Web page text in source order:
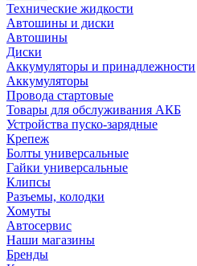
Технические жидкости
Автошины и диски
Автошины
Диски
Аккумуляторы и принадлежности
Аккумуляторы
Провода стартовые
Товары для обслуживания АКБ
Устройства пуско-зарядные
Крепеж
Болты универсальные
Гайки универсальные
Клипсы
Разъемы, колодки
Хомуты
Автосервис
Наши магазины
Бренды